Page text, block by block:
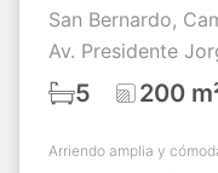
San Bernardo,
Av. Presidente
5 200
Arriendo amplia y